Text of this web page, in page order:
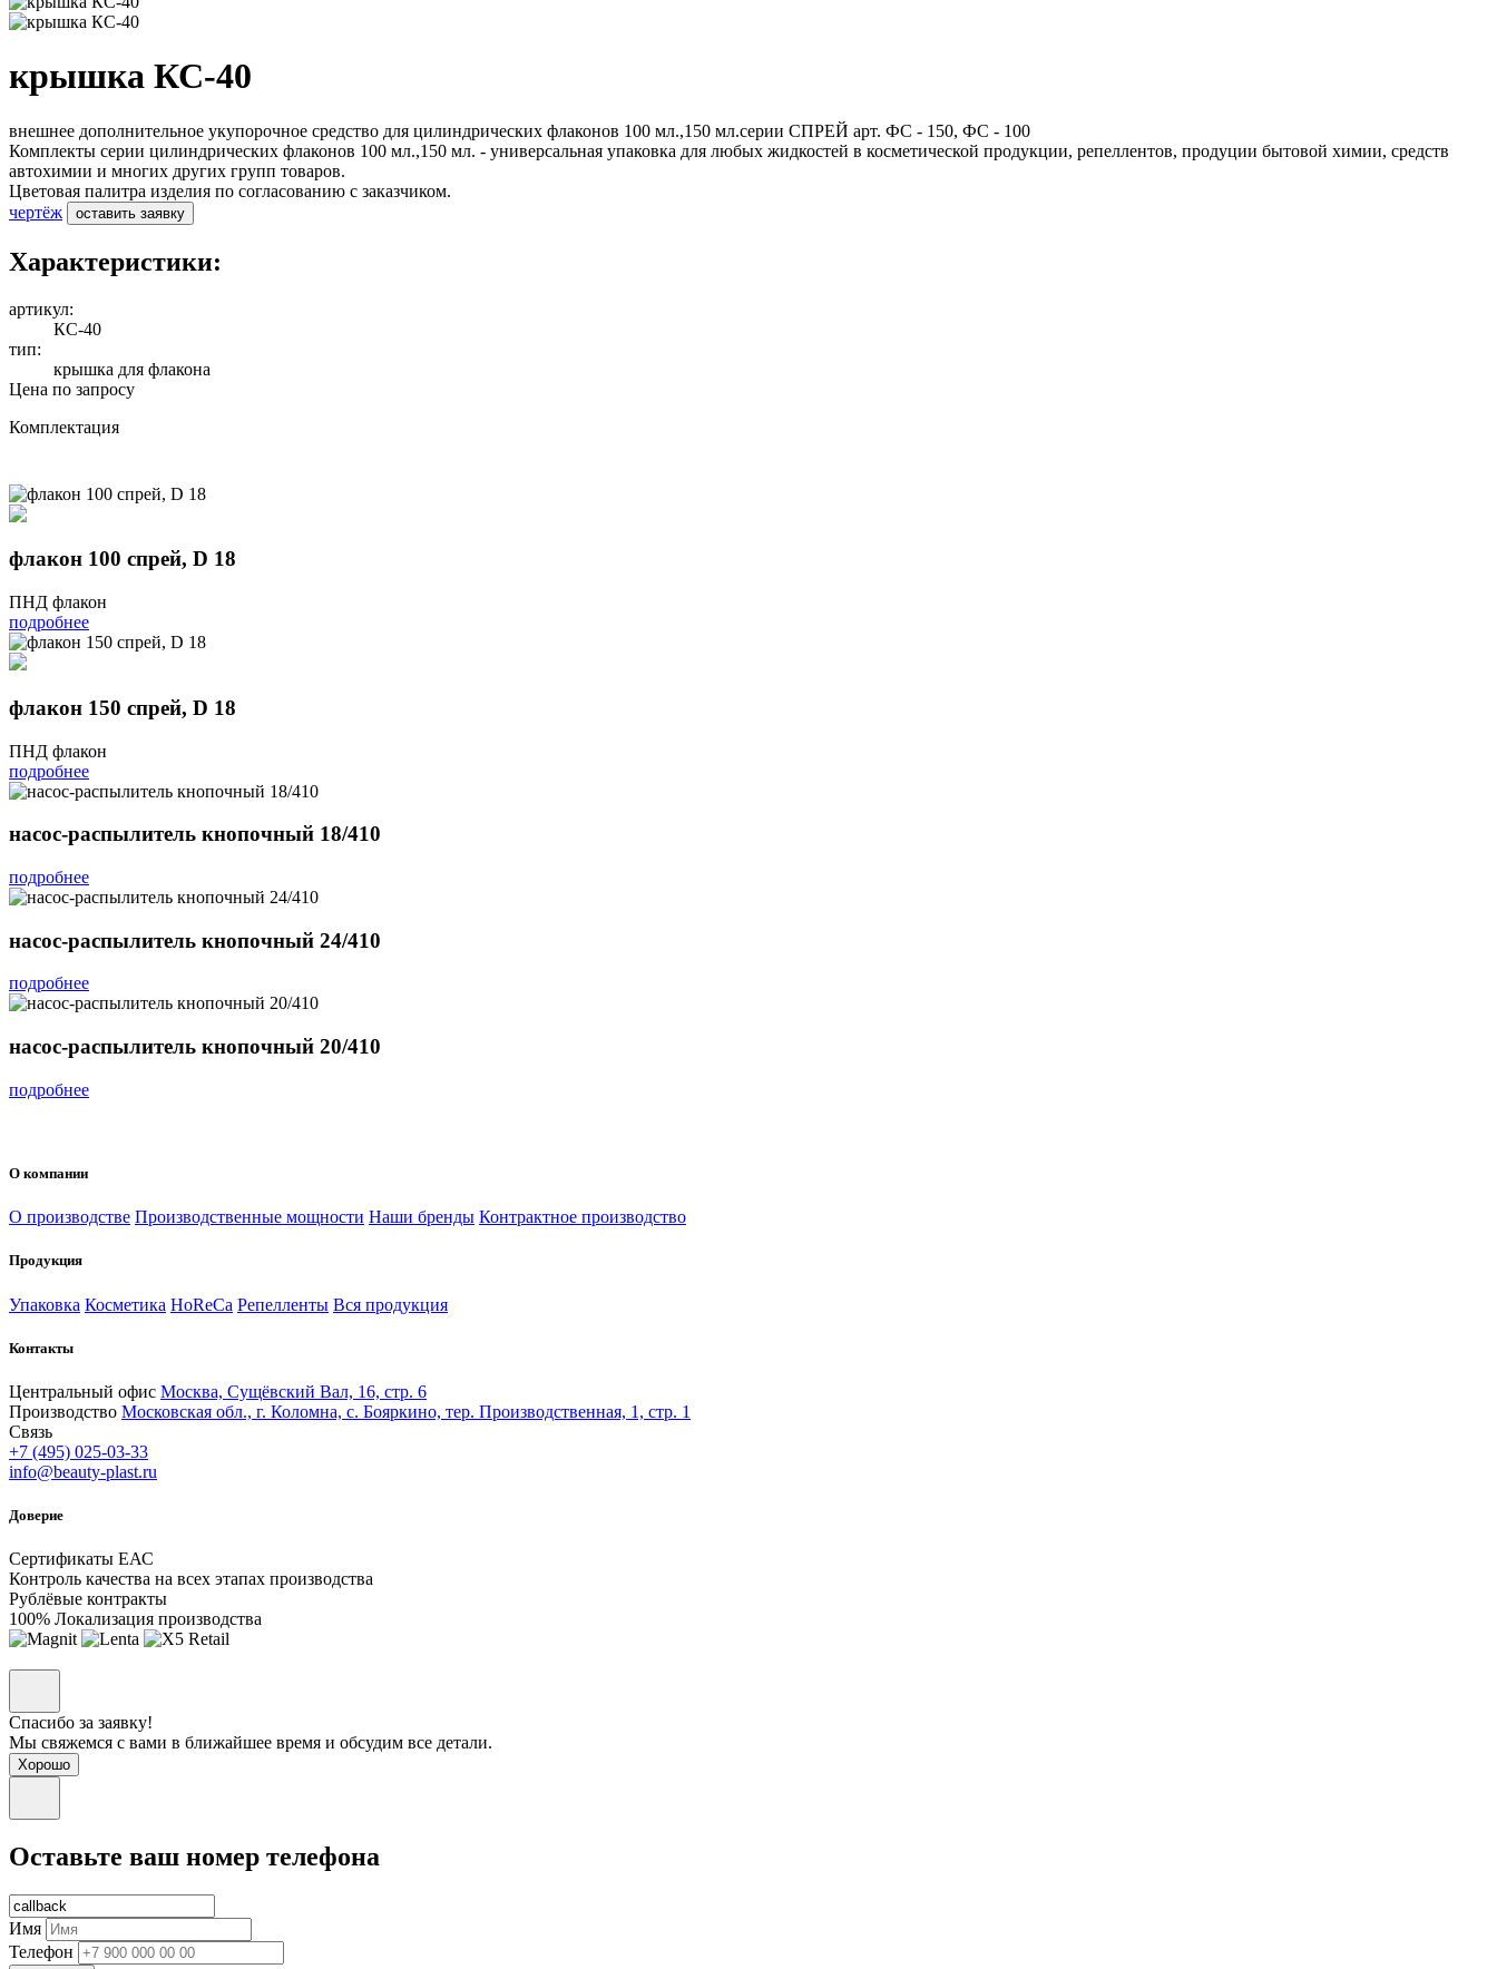
крышка КС-40
внешнее дополнительное укупорочное средство для цилиндрических флаконов 100 мл.,150 мл.серии СПРЕЙ арт. ФС - 150, ФС - 100
Комплекты серии цилиндрических флаконов 100 мл.,150 мл. - универсальная упаковка для любых жидкостей в косметической продукции, репеллентов, продуции бытовой химии, средств
автохимии и многих других групп товаров.
Цветовая палитра изделия по согласованию с заказчиком.
чертёж
оставить заявку
Характеристики:
артикул:
КС-40
тип:
крышка для флакона
Цена по запросу
Комплектация
флакон 100 cпрей, D 18
ПНД флакон
подробнее
флакон 150 спрей, D 18
ПНД флакон
подробнее
насос-распылитель кнопочный 18/410
подробнее
насос-распылитель кнопочный 24/410
подробнее
насос-распылитель кнопочный 20/410
подробнее
О компании
О производстве Производственные мощности Наши бренды Контрактное производство
Продукция
Упаковка Косметика HoReCa Репелленты Вся продукция
Контакты
Центральный офис Москва, Сущёвский Вал, 16, стр. 6
Производство Московская обл., г. Коломна, с. Бояркино, тер. Производственная, 1, стр. 1
Связь
+7 (495) 025-03-33
info@beauty-plast.ru
Доверие
Сертификаты ЕАС
Контроль качества на всех этапах производства
Рублёвые контракты
100% Локализация производства
Спасибо за заявку!
Мы свяжемся с вами в ближайшее время и обсудим все детали.
Хорошо
Оставьте ваш номер телефона
Имя
Телефон